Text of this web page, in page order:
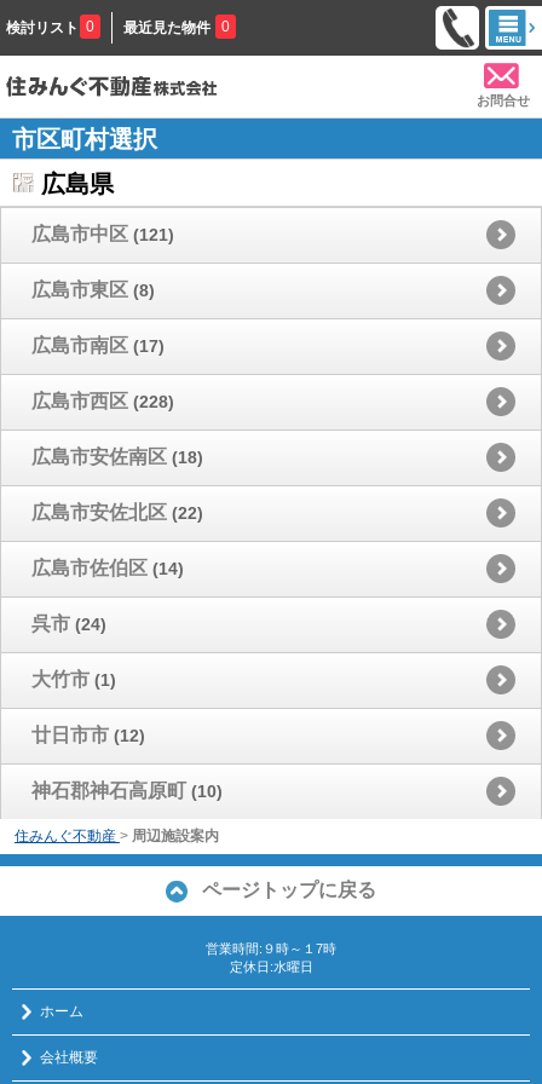
検討リスト 0 最近見た物件 0
お問合せ
市区町村選択
広島県
広島市中区 (121)
広島市東区 (8)
広島市南区 (17)
広島市西区 (228)
広島市安佐南区 (18)
広島市安佐北区 (22)
広島市佐伯区 (14)
呉市 (24)
大竹市 (1)
廿日市市 (12)
神石郡神石高原町 (10)
住みんぐ不動産 > 周辺施設案内
ページトップに戻る
営業時間:９時～１7時
定休日:水曜日
ホーム
会社概要